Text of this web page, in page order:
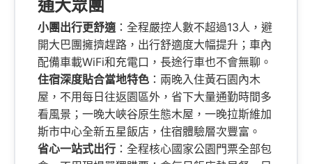
通大眾團
小團出行更舒適：全程嚴控人數不超過13人，避
開大巴團擁擠趕路，出行舒適度大幅提升；車內
配備車載WiFi和充電口，長途行車也不會無聊。
住宿深度貼合當地特色：兩晚入住黃石園內木
屋，不用每日往返園區外，省下大量通勤時間多
看風景；一晚大峽谷原生態木屋，一晚拉斯維加
斯市中心全新五星飯店，住宿體驗層次豐富。
省心一站式出行：全程核心國家公園門票全部包